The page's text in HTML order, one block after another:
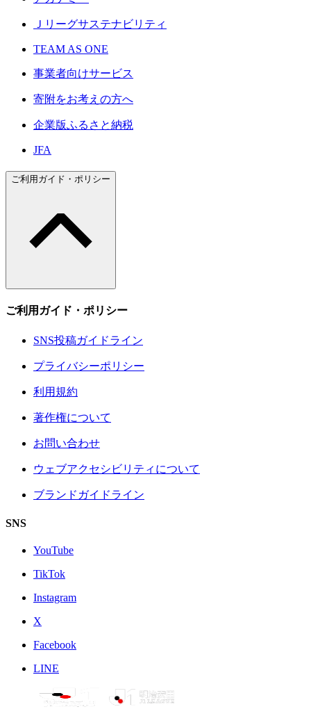
Ｊリーグサステナビリティ
TEAM AS ONE
事業者向けサービス
寄附をお考えの方へ
企業版ふるさと納税
JFA
ご利用ガイド・ポリシー
ご利用ガイド・ポリシー
SNS投稿ガイドライン
プライバシーポリシー
利用規約
著作権について
お問い合わせ
ウェブアクセシビリティについて
ブランドガイドライン
SNS
YouTube
TikTok
Instagram
X
Facebook
LINE